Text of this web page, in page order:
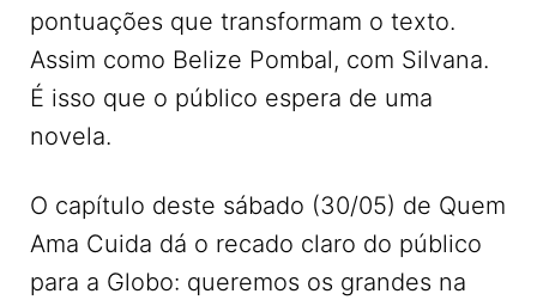
pontuações que transformam o texto.
Assim como Belize Pombal, com Silvana.
É isso que o público espera de uma
novela.
O capítulo deste sábado (30/05) de Quem
Ama Cuida dá o recado claro do público
para a Globo: queremos os grandes na